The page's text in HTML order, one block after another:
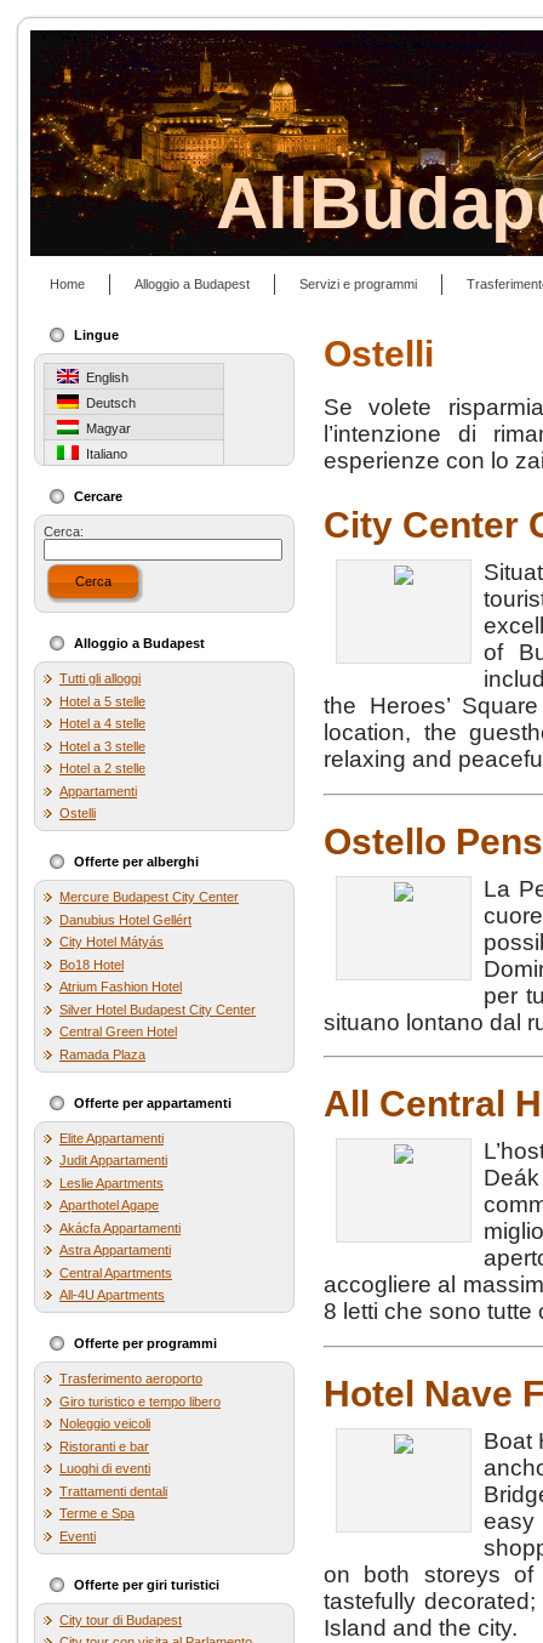
Home Alloggio a Budapest Servizi e programmi
Lingue
English
Deutsch
Magyar
Italiano
Cercare
Cerca:
Cerca
Alloggio a Budapest
Tutti gli alloggi
Hotel a 5 stelle
Hotel a 4 stelle
Hotel a 3 stelle
Hotel a 2 stelle
Appartamenti
Ostelli
Offerte per alberghi
Mercure Budapest City Center
Danubius Hotel Gellért
City Hotel Mátyás
Bo18 Hotel
Atrium Fashion Hotel
Silver Hotel Budapest City Center
Central Green Hotel
Ramada Plaza
Offerte per appartamenti
Elite Appartamenti
Judit Appartamenti
Leslie Apartments
Aparthotel Agape
Akácfa Appartamenti
Astra Appartamenti
Central Apartments
All-4U Apartments
Offerte per programmi
Trasferimento aeroporto
Giro turistico e tempo libero
Noleggio veicoli
Ristoranti e bar
Luoghi di eventi
Trattamenti dentali
Terme e Spa
Eventi
Offerte per giri turistici
City tour di Budapest
Ostelli
Se volete
l’intenzione di
esperienze con lo
City Center
of
the Heroes’
location, the
relaxing and
Ostello
La
per
situano lontano dal
All Central
accogliere al
8 letti che sono tutte
Hotel Nave
Boat
on both storeys of
tastefully
Island and the city.